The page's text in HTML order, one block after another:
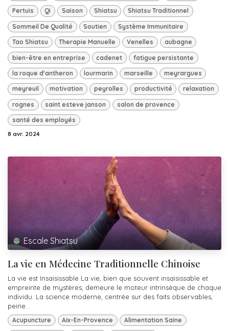
Pertuis Qi Saison Shiatsu Shiatsu Traditionnel
Sommeil De Qualité Soutien Système Immunitaire
Tao Shiatsu Therapie Manuelle Venelles aubagne
bien-être en entreprise cadenet fatigue persistante
la roque d'antheron lourmarin marseille meyrargues
meyreuil motivation peyrolles productivité relaxation
rognes saint esteve janson salon de provence
santé des employés
8 avr. 2024
Escale Shiatsu
La vie en Médecine Traditionnelle Chinoise
La vie est Insaisissable La vie, bien que souvent insaisissable et
empreinte de mystères, demeure le moteur intrinsèque de chaque
individu. La science moderne, centrée sur des faits observables,
peine...
Acupuncture Aix-En-Provence Alimentation Saine